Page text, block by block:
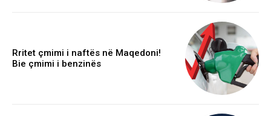
Rritet çmimi i naftës në Maqedoni!
Bie çmimi i benzinës